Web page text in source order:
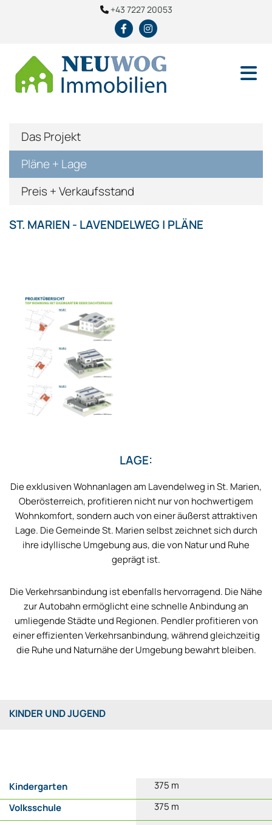
 +43 7227 20053
Das Projekt
Pläne + Lage
Preis + Verkaufsstand
ST. MARIEN - LAVENDELWEG | PLÄNE
LAGE:
Die exklusiven Wohnanlagen am Lavendelweg in St. Marien,
Oberösterreich, profitieren nicht nur von hochwertigem
Wohnkomfort, sondern auch von einer äußerst attraktiven
Lage. Die Gemeinde St. Marien selbst zeichnet sich durch
ihre idyllische Umgebung aus, die von Natur und Ruhe
geprägt ist.
Die Verkehrsanbindung ist ebenfalls hervorragend. Die Nähe
zur Autobahn ermöglicht eine schnelle Anbindung an
umliegende Städte und Regionen. Pendler profitieren von
einer effizienten Verkehrsanbindung, während gleichzeitig
die Ruhe und Naturnähe der Umgebung bewahrt bleiben.
KINDER UND JUGEND
Kindergarten
375 m
Volksschule
375 m